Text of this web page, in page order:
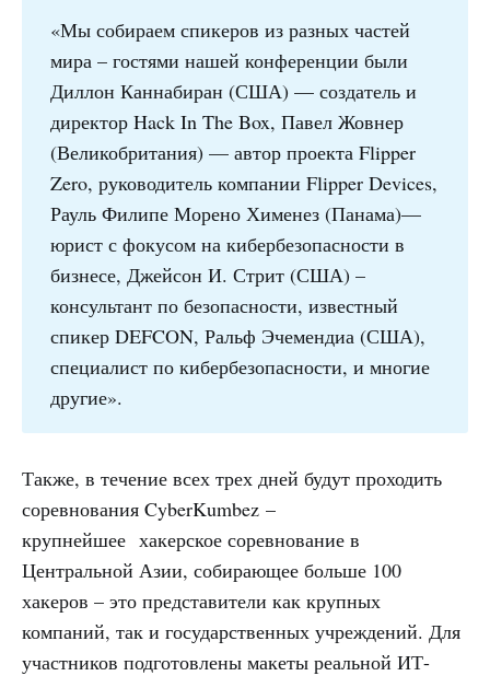
«Мы собираем спикеров из разных частей
мира – гостями нашей конференции были
Диллон Каннабиран (США) — создатель и
директор Hack In The Box, Павел Жовнер
(Великобритания) — автор проекта Flipper
Zero, руководитель компании Flipper Devices,
Рауль Филипе Морено Хименез (Панама)—
юрист с фокусом на кибербезопасности в
бизнесе, Джейсон И. Стрит (США) –
консультант по безопасности, известный
спикер DEFCON, Ральф Эчемендиа (США),
специалист по кибербезопасности, и многие
другие».
Также, в течение всех трех дней будут проходить
соревнования CyberKumbez –
крупнейшее хакерское соревнование в
Центральной Азии, собирающее больше 100
хакеров – это представители как крупных
компаний, так и государственных учреждений. Для
участников подготовлены макеты реальной ИТ-